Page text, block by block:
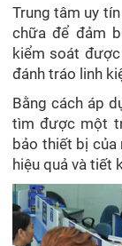
Trung tâm uy
chữa để đảm
kiểm soát
đánh tráo linh
Bằng cách áp
tìm được một
bảo thiết bị
hiệu quả và tiết